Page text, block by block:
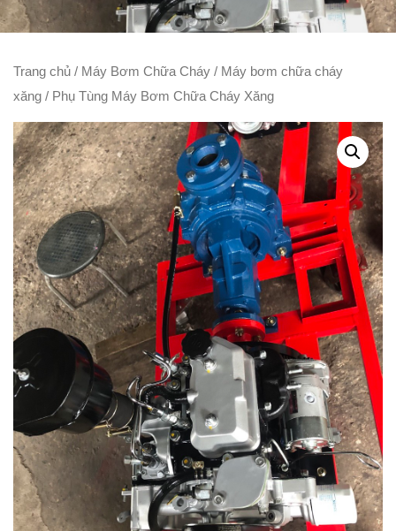
Trang chủ / Máy Bơm Chữa Cháy / Máy bơm chữa cháy
xăng / Phụ Tùng Máy Bơm Chữa Cháy Xăng